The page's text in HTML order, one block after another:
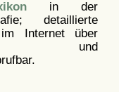
in der
detaillierte
Internet über